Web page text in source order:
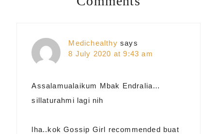
Medichealthy says
8 July 2020 at 9:43 am
Assalamualaikum Mbak Endralia…
sillaturahmi lagi nih
lha..kok Gossip Girl recommended buat